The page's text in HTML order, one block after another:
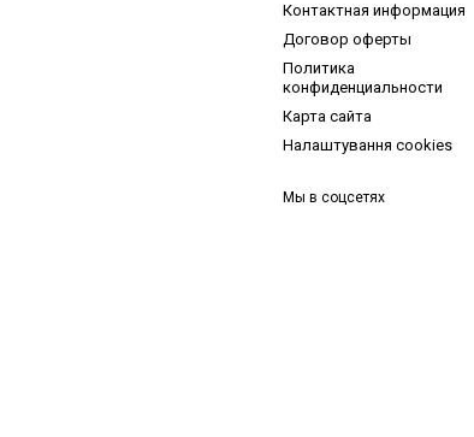
Контактная информация
Договор оферты
Политика
конфиденциальности
Карта сайта
Налаштування cookies
Мы в соцсетях